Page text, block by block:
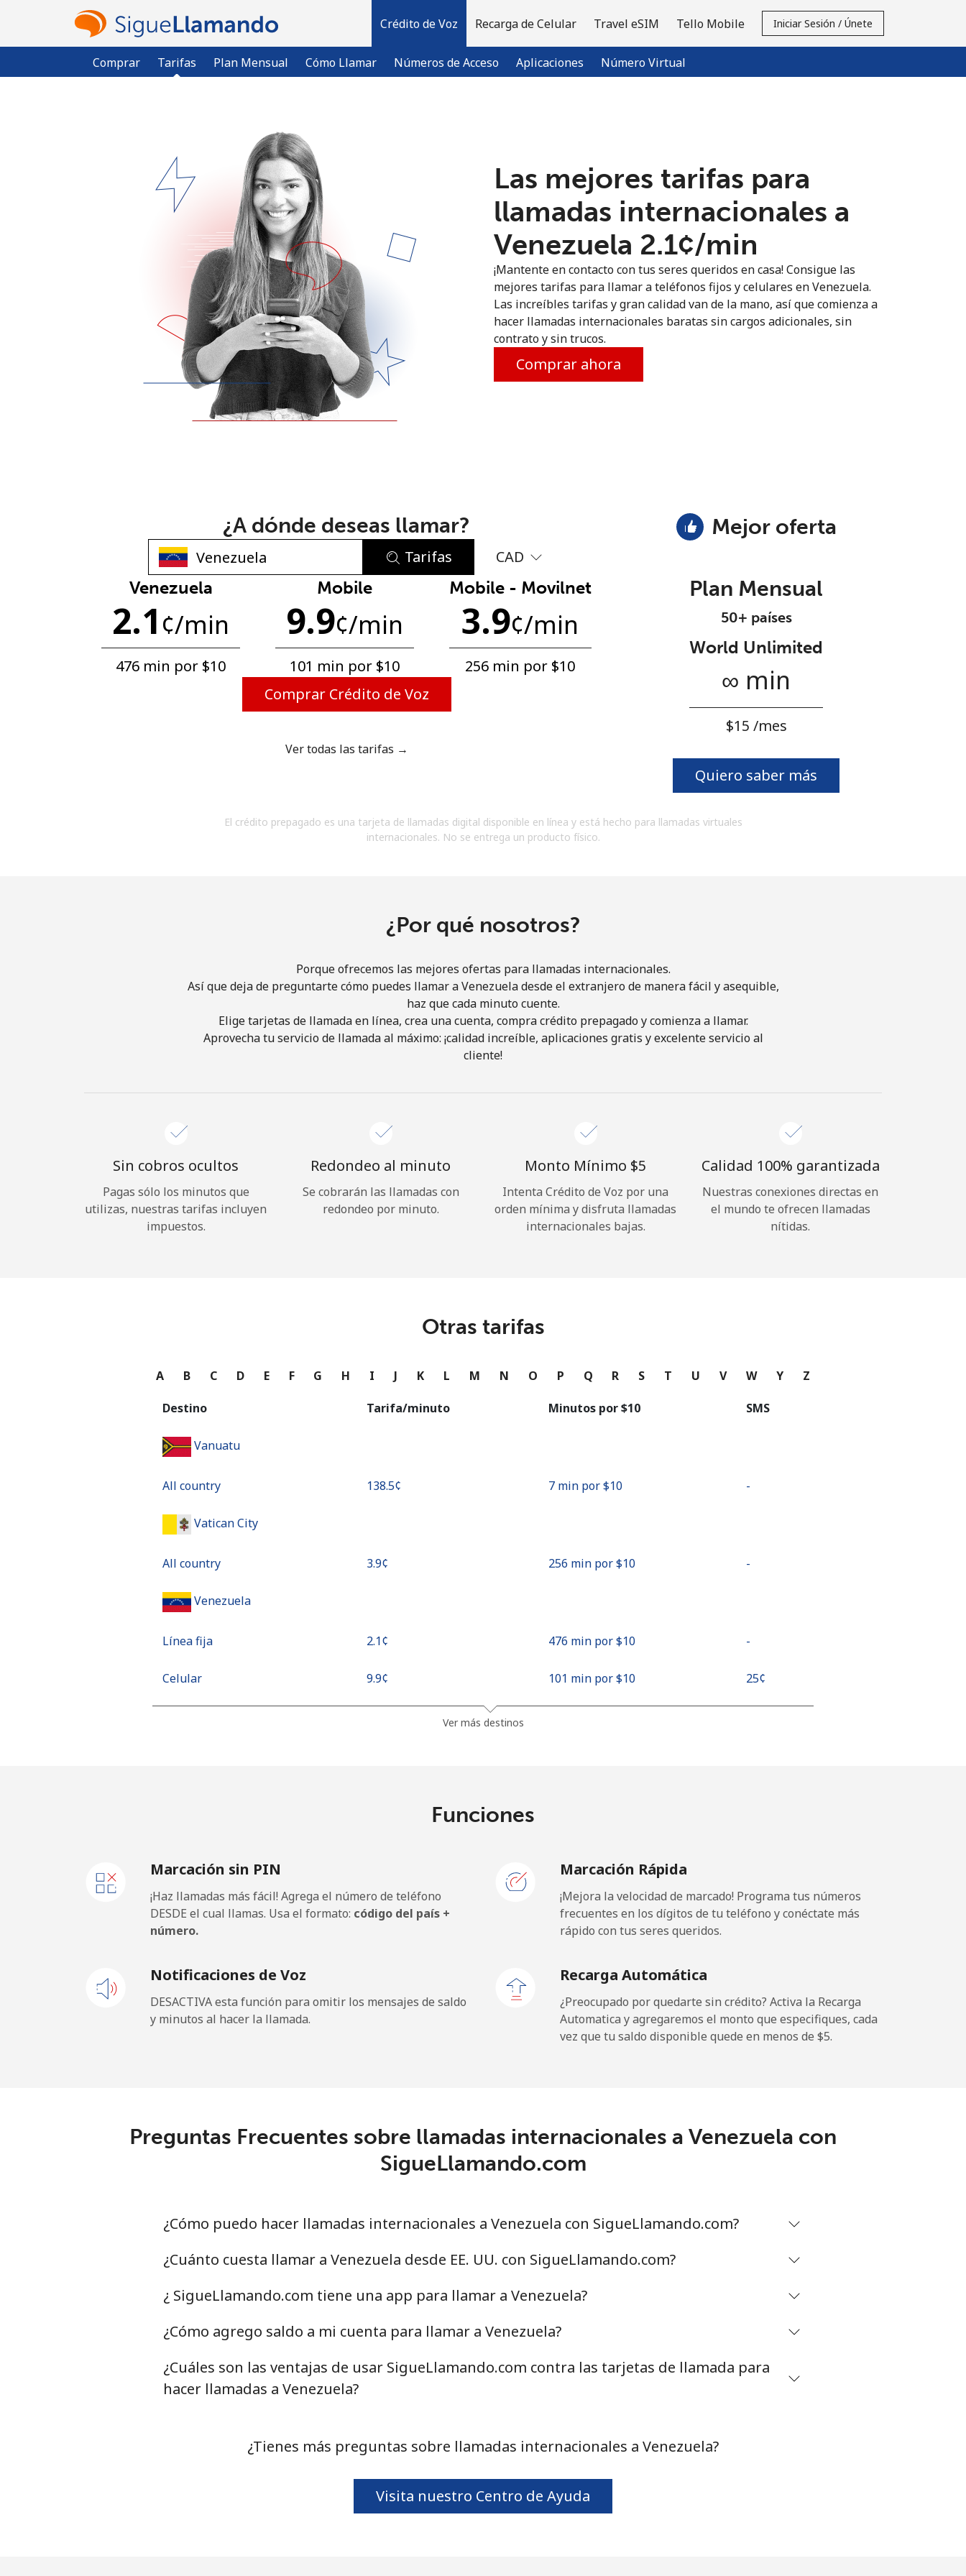
Crédito de Voz
Comprar Tarifas Plan Mensual Cómo Llamar Números de Acceso Aplicaciones Número Virtual
Recarga de Celular Travel eSIM Tello Mobile Iniciar Sesión / Únete
Inicia sesión →
Regístrate con
No se ha creado una contraseña
Mínimo 8 caracteres
Una letra mayúscula y una minúscula
Un número
Un caracter especial
Al abrir una cuenta en este sitio web, estoy de
¡Hola!
Inicia sesión oREGÍSTRATE →
¿Olvidaste tu contraseña? →
Continuar con
Las mejores tarifas para
llamadas internacionales a
Venezuela ⁦2.1¢⁩/min
¡Mantente en contacto con tus seres queridos en casa! Consigue las
mejores tarifas para llamar a teléfonos fijos y celulares en Venezuela.
Las increíbles tarifas y gran calidad van de la mano, así que comienza a
hacer llamadas internacionales baratas sin cargos adicionales, sin
contrato y sin trucos.
Comprar ahora
¿A dónde deseas llamar?
Tarifas CAD
Venezuela
2.1¢/min
476 min por ⁦$10⁩
Mobile
9.9¢/min
101 min por ⁦$10⁩
Mobile - Movilnet
3.9¢/min
256 min por ⁦$10⁩
Comprar Crédito de Voz
Ver todas las tarifas →
Mejor oferta
Plan Mensual
50+ países
World Unlimited
∞ min
⁦$15⁩ /mes
Quiero saber más
El crédito prepagado es una tarjeta de llamadas digital disponible en línea y está hecho para llamadas virtuales
internacionales. No se entrega un producto físico.
¿Por qué nosotros?
Porque ofrecemos las mejores ofertas para llamadas internacionales.
Así que deja de preguntarte cómo puedes llamar a Venezuela desde el extranjero de manera fácil y asequible,
haz que cada minuto cuente.
Elige tarjetas de llamada en línea, crea una cuenta, compra crédito prepagado y comienza a llamar.
Aprovecha tu servicio de llamada al máximo: ¡calidad increíble, aplicaciones gratis y excelente servicio al
cliente!
Sin cobros ocultos
Pagas sólo los minutos que
utilizas, nuestras tarifas incluyen
impuestos.
Redondeo al minuto
Se cobrarán las llamadas con
redondeo por minuto.
Monto Mínimo ⁦$5⁩
Intenta Crédito de Voz por una
orden mínima y disfruta llamadas
internacionales bajas.
Calidad 100% garantizada
Nuestras conexiones directas en
el mundo te ofrecen llamadas
nítidas.
Otras tarifas
A B C D E F G H I J K L M N O P Q R S T U V W Y Z
Destino Tarifa/minuto Minutos por ⁦$10⁩ SMS
Vanuatu
All country ⁦138.5¢⁩ 7 min por ⁦$10⁩ -
Vatican City
All country ⁦3.9¢⁩ 256 min por ⁦$10⁩ -
Venezuela
Línea fija ⁦2.1¢⁩ 476 min por ⁦$10⁩ -
Celular ⁦9.9¢⁩ 101 min por ⁦$10⁩ ⁦25¢⁩
Ver más destinos
Funciones
Marcación sin PIN
¡Haz llamadas más fácil! Agrega el número de teléfono
DESDE el cual llamas. Usa el formato: código del país +
número.
Marcación Rápida
¡Mejora la velocidad de marcado! Programa tus números
frecuentes en los dígitos de tu teléfono y conéctate más
rápido con tus seres queridos.
Notificaciones de Voz
DESACTIVA esta función para omitir los mensajes de saldo
y minutos al hacer la llamada.
Recarga Automática
¿Preocupado por quedarte sin crédito? Activa la Recarga
Automatica y agregaremos el monto que especifiques, cada
vez que tu saldo disponible quede en menos de ⁦$5⁩.
Preguntas Frecuentes sobre llamadas internacionales a Venezuela con
SigueLlamando.com
¿Cómo puedo hacer llamadas internacionales a Venezuela con SigueLlamando.com?
¿Cuánto cuesta llamar a Venezuela desde EE. UU. con SigueLlamando.com?
¿ SigueLlamando.com tiene una app para llamar a Venezuela?
¿Cómo agrego saldo a mi cuenta para llamar a Venezuela?
¿Cuáles son las ventajas de usar SigueLlamando.com contra las tarjetas de llamada para
hacer llamadas a Venezuela?
¿Tienes más preguntas sobre llamadas internacionales a Venezuela?
Visita nuestro Centro de Ayuda